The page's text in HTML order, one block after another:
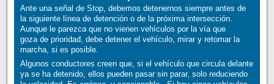
Ante una señal de Stop, debemos detenernos siempre antes de
la siguiente línea de detención o de la próxima intersección.
Aunque le parezca que no vienen vehículos por la vía que
goza de prioridad, debe detener el vehículo, mirar y retomar la
marcha, si es posible.
Algunos conductores creen que, si el vehículo que circula delante
ya se ha detenido, ellos pueden pasar sin parar, solo reduciendo